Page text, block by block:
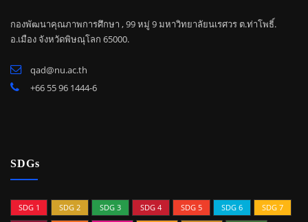
กองพัฒนาคุณภาพการศึกษา , 99 หมู่ 9 มหาวิทยาลัยนเรศวร ต.ท่าโพธิ์.
อ.เมือง จังหวัดพิษณุโลก 65000.
qad@nu.ac.th
+66 55 96 1444-6
SDGs
SDG 1 SDG 2 SDG 3 SDG 4 SDG 5 SDG 6
SDG 7